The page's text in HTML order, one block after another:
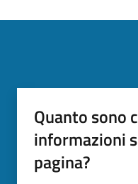
Quanto sono
informazioni
pagina?